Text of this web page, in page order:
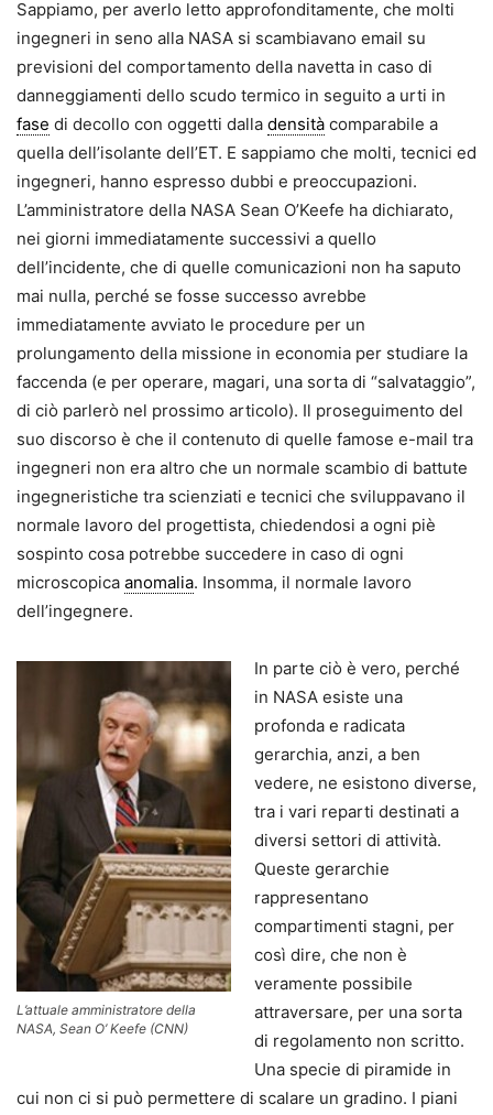
Sappiamo, per averlo letto approfonditamente, che molti
ingegneri in seno alla NASA si scambiavano email su
previsioni del comportamento della navetta in caso di
danneggiamenti dello scudo termico in seguito a urti in
fase di decollo con oggetti dalla densità comparabile a
quella dell’isolante dell’ET. E sappiamo che molti, tecnici ed
ingegneri, hanno espresso dubbi e preoccupazioni.
L’amministratore della NASA Sean O’Keefe ha dichiarato,
nei giorni immediatamente successivi a quello
dell’incidente, che di quelle comunicazioni non ha saputo
mai nulla, perché se fosse successo avrebbe
immediatamente avviato le procedure per un
prolungamento della missione in economia per studiare la
faccenda (e per operare, magari, una sorta di “salvataggio”,
di ciò parlerò nel prossimo articolo). Il proseguimento del
suo discorso è che il contenuto di quelle famose e-mail tra
ingegneri non era altro che un normale scambio di battute
ingegneristiche tra scienziati e tecnici che sviluppavano il
normale lavoro del progettista, chiedendosi a ogni piè
sospinto cosa potrebbe succedere in caso di ogni
microscopica anomalia. Insomma, il normale lavoro
dell’ingegnere.
L’attuale amministratore della
NASA, Sean O’ Keefe (CNN)
In parte ciò è vero, perché
in NASA esiste una
profonda e radicata
gerarchia, anzi, a ben
vedere, ne esistono diverse,
tra i vari reparti destinati a
diversi settori di attività.
Queste gerarchie
rappresentano
compartimenti stagni, per
così dire, che non è
veramente possibile
attraversare, per una sorta
di regolamento non scritto.
Una specie di piramide in
cui non ci si può permettere di scalare un gradino. I piani